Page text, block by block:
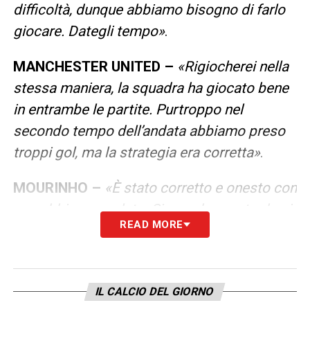
difficoltà, dunque abbiamo bisogno di farlo
giocare. Dategli tempo».
MANCHESTER UNITED – «Rigiocherei nella
stessa maniera, la squadra ha giocato bene
in entrambe le partite. Purtroppo nel
secondo tempo dell’andata abbiamo preso
troppi gol, ma la strategia era corretta».
MOURINHO – «È stato corretto e onesto con
me, abbiamo parlato. Siamo due portoghesi,
non c’è nessun problema. Anzi, ho un buon
FUTURO – «In questo momento non posso
READ MORE
IL CALCIO DEL GIORNO